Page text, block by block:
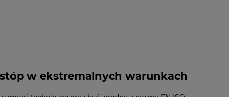
w ekstremalnych warunkach